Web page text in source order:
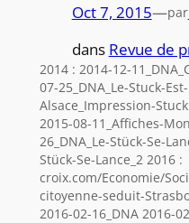
Oct 7, 2015—par
dans Revue de
2014 : 2014-12-
07-25_DNA_Le-Stuck-
Alsace_Impression-
2015-08-11_Affiches-
26_DNA_Le-Stück-Se-
Stück-Se-Lance_2 2016
croix.com/Economie/
citoyenne-seduit-
2016-02-16_DNA 2016-